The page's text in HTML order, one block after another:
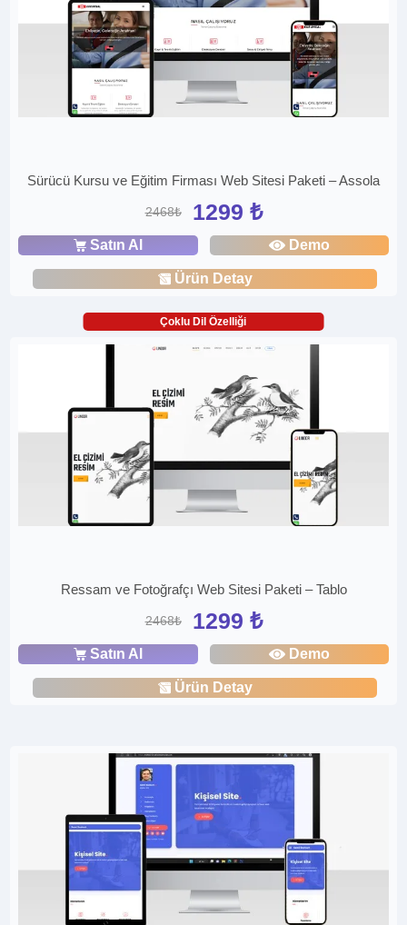
Sürücü Kursu ve Eğitim Firması Web Sitesi Paketi – Assola
2468₺ 1299 ₺
Satın Al Demo
Ürün Detay
Çoklu Dil Özelliği
Ressam ve Fotoğrafçı Web Sitesi Paketi – Tablo
2468₺ 1299 ₺
Satın Al Demo
Ürün Detay